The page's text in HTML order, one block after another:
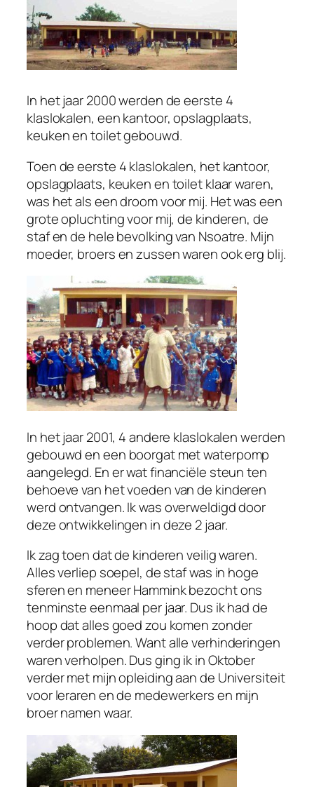
In het jaar 2000 werden de eerste 4
klaslokalen, een kantoor, opslagplaats,
keuken en toilet gebouwd.
Toen de eerste 4 klaslokalen, het kantoor,
opslagplaats, keuken en toilet klaar waren,
was het als een droom voor mij. Het was een
grote opluchting voor mij, de kinderen, de
staf en de hele bevolking van Nsoatre. Mijn
moeder, broers en zussen waren ook erg blij.
In het jaar 2001, 4 andere klaslokalen werden
gebouwd en een boorgat met waterpomp
aangelegd. En er wat financiële steun ten
behoeve van het voeden van de kinderen
werd ontvangen. Ik was overweldigd door
deze ontwikkelingen in deze 2 jaar.
Ik zag toen dat de kinderen veilig waren.
Alles verliep soepel, de staf was in hoge
sferen en meneer Hammink bezocht ons
tenminste eenmaal per jaar. Dus ik had de
hoop dat alles goed zou komen zonder
verder problemen. Want alle verhinderingen
waren verholpen. Dus ging ik in Oktober
verder met mijn opleiding aan de Universiteit
voor leraren en de medewerkers en mijn
broer namen waar.